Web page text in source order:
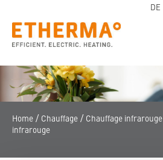
DE
CHAUFFAGE
EAU CHAUDE
POMPE À CHALEUR
Home / Chauffage / Chauffage infrarouge
infrarouge